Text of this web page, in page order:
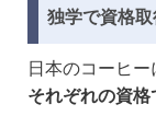
独学で資格
日本のコーヒ
それぞれの資格